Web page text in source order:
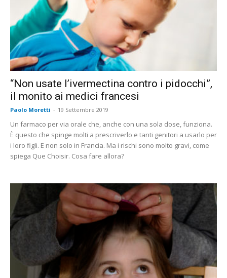
“Non usate l’ivermectina contro i pidocchi”,
il monito ai medici francesi
Paolo Moretti - 19 Settembre 2019
Un farmaco per via orale che, anche con una sola dose, funziona.
È questo che spinge molti a prescriverlo e tanti genitori a usarlo per
i loro figli. E non solo in Francia. Ma i rischi sono molto gravi, come
spiega Que Choisir. Cosa fare allora?